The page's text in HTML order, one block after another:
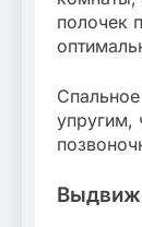
полочек
упругим,